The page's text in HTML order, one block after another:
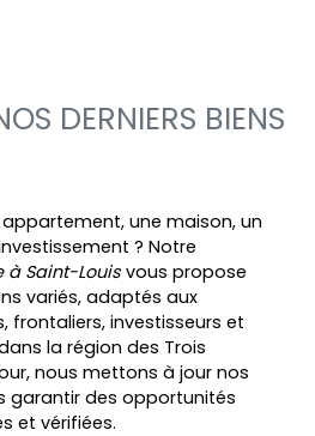
DERNIERS BIENS
une maison, un
? Notre
Saint-Louisvous propose
variés, adaptés aux
frontaliers, investisseurs et
la région des Trois
nous mettons à jour nos
garantir des opportunités
et vérifiées.